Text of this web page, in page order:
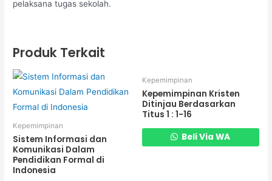
pelaksana tugas sekolah.
Produk Terkait
Kepemimpinan
Sistem Informasi dan
Komunikasi Dalam
Pendidikan Formal di
Indonesia
Kepemimpinan
Kepemimpinan Kristen
Ditinjau Berdasarkan
Titus 1 : 1-16
Beli Via WA